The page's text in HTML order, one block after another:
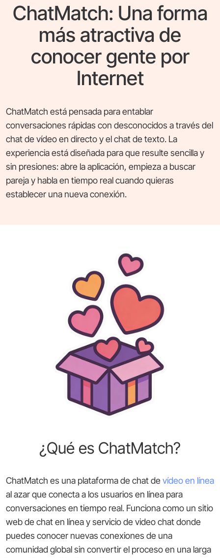
ChatMatch: Una forma
más atractiva de
conocer gente por
Internet
ChatMatch está pensada para entablar
conversaciones rápidas con desconocidos a través del
chat de vídeo en directo y el chat de texto. La
experiencia está diseñada para que resulte sencilla y
sin presiones: abre la aplicación, empieza a buscar
pareja y habla en tiempo real cuando quieras
establecer una nueva conexión.
¿Qué es ChatMatch?
ChatMatch es una plataforma de chat de vídeo en línea
al azar que conecta a los usuarios en línea para
conversaciones en tiempo real. Funciona como un sitio
web de chat en línea y servicio de video chat donde
puedes conocer nuevas conexiones de una
comunidad global sin convertir el proceso en una larga